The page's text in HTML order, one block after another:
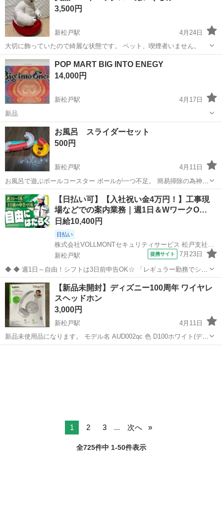
ます。 使用年数 不明 ...
3,500円
新松戸駅
4月24日
大切に飾っていたので綺麗な状態です。 ペット、喫煙者いません。
千葉 松戸市 新松戸駅 おもちゃ ベイマックス
POP MART BIG INTO ENEGY
14,000円
新松戸駅
4月17日
新品
千葉 松戸市 新松戸駅 おもちゃ MART
お風呂 スライダーセット
500円
新松戸駅
4月11日
お風呂で遊ぶボールコースター ボールが一つ不足。 簡易掃除の為神経
質な方はお控えください。 引き渡し場所 新松戸駅前 現金のみ 日
時 土日祝日 時間厳守できない方はお断りしています。
千葉 松戸市 新松戸駅 おもちゃ 風呂
【日払い可】【入社祝い金4万円！】工事現
場などでの案内業務｜週1日＆WワークO…
日給10,400円
日払い
株式会社VOLLMONTセキュリティサービス 松戸支社【日勤＆夜勤】(65)
新松戸駅
提携サイト 7月23日
◆ ◆ 週1日～自由！シフトは3日前申告OK☆ 「レギュラー勤務でシッ
カリ」 「土日だけ！」 などなど都合に合わせて働けますよ！ 日勤/夜
勤と好きな時間帯も選べます♪ 首都圏に現場多数！ 首都圏～北関東ま
で幅広いエリア...
千葉 松戸市 新松戸駅 警備員
【新品未開封】ディズニー100周年 ワイヤレ
スヘッドホン
3,000円
新松戸駅
4月11日
新品未使用品になります。 モデル名 AUD002qc 色 D100ホワイト(ディ
ズニー創立100周年モデル) ヘッドホン型式 オーバーイヤー 接続技術
1 2 3 ... 次へ
全725件中 1-50件表示